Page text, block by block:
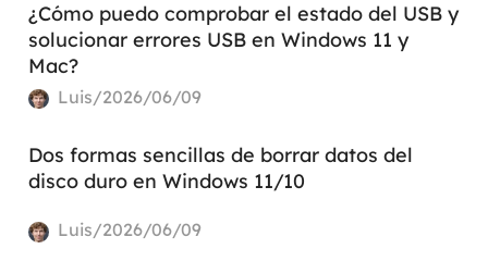
¿Cómo puedo comprobar el estado del USB y
solucionar errores USB en Windows 11 y
Mac?
Luis/2026/06/09
Dos formas sencillas de borrar datos del
disco duro en Windows 11/10
Luis/2026/06/09